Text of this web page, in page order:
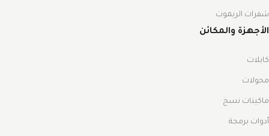
شفرات الريموت
الأجهزة والمكائن
كابلات
محولات
ماكينات نسخ
أدوات برمجة